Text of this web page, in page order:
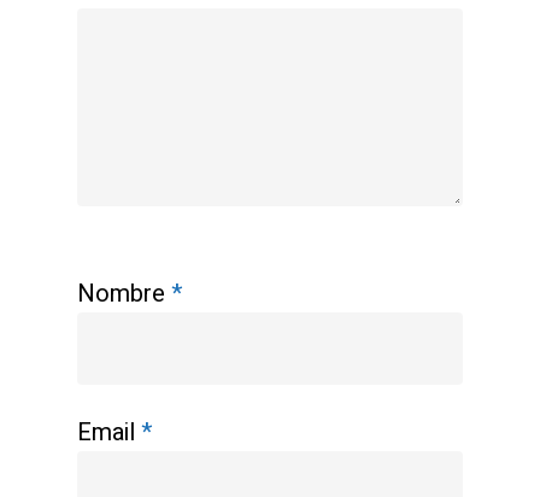
Nombre *
Email *